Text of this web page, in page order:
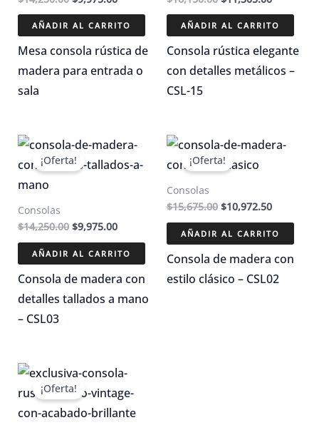
original
era:
$14,250.00.
actual
es:
$9,975.00.
AÑADIR AL CARRITO
Mesa consola rústica de
madera para entrada o
sala
original
era:
$16,150.00.
actual
es:
AÑADIR AL CARRITO
Consola rústica elegante
con detalles metálicos –
CSL-15
¡Oferta!
Consolas
$14,250.00 El
original
era:
$14,250.00.
$9,975.00El
actual
es:
$9,975.00.
AÑADIR AL CARRITO
Consola de madera con
detalles tallados a mano
– CSL03
¡Oferta!
Consolas
$15,675.00 El
original
era:
$15,675.00.
$10,972.50El
actual
es:
AÑADIR AL CARRITO
Consola de madera con
estilo clásico – CSL02
¡Oferta!